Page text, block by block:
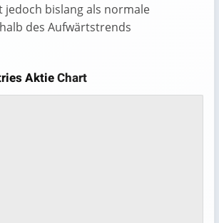
jedoch bislang als normale
des Aufwärtstrends
AktieChart